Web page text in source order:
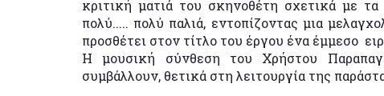
κριτική ματιά του σκηνοθέτη σχετικά με
πολύ..... πολύ παλιά, εντοπίζοντας μια
προσθέτει στον τίτλο του έργου ένα έμμεσο
Η μουσική σύνθεση του Χρήστου
συμβάλλουν, θετικά στη λειτουργία της